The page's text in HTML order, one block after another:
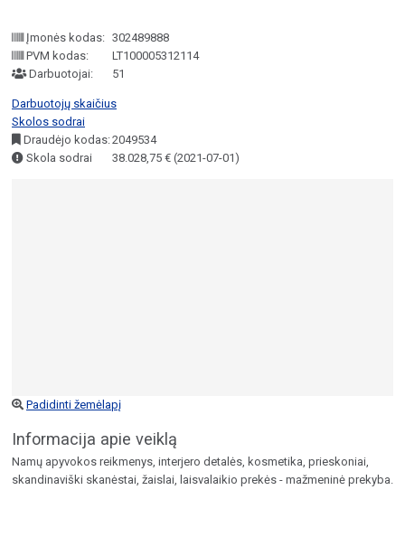
Įmonės kodas: 302489888
PVM kodas:
LT100005312114
Darbuotojai:
51
Darbuotojų skaičius
Skolos sodrai
Draudėjo kodas:2049534
Skola sodrai
38.028,75 € (2021-07-01)
Padidinti žemėlapį
Informacija apie veiklą
Namų apyvokos reikmenys, interjero detalės, kosmetika, prieskoniai,
skandinaviški skanėstai, žaislai, laisvalaikio prekės - mažmeninė prekyba.